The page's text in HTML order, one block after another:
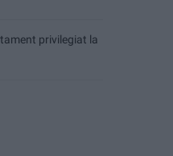
privilegiat la